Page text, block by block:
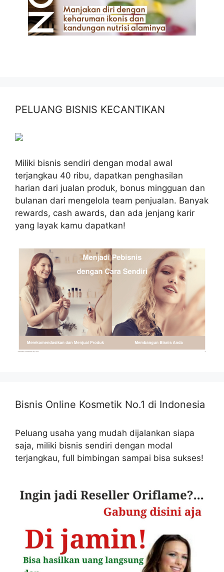
PELUANG BISNIS KECANTIKAN
Miliki bisnis sendiri dengan modal awal
terjangkau 40 ribu, dapatkan penghasilan
harian dari jualan produk, bonus mingguan dan
bulanan dari mengelola team penjualan. Banyak
rewards, cash awards, dan ada jenjang karir
yang layak kamu dapatkan!
Bisnis Online Kosmetik No.1 di Indonesia
Peluang usaha yang mudah dijalankan siapa
saja, miliki bisnis sendiri dengan modal
terjangkau, full bimbingan sampai bisa sukses!